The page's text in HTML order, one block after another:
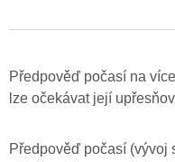
Předpověď počasí na
lze očekávat její
Předpověď počasí (vývoj